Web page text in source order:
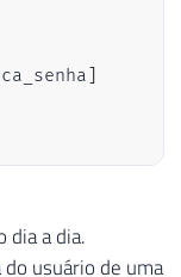
]
dia a dia.
usuário de uma